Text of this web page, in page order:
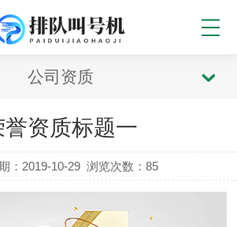
公司资质
誉资质标题一
：2019-10-29 浏览次数：85